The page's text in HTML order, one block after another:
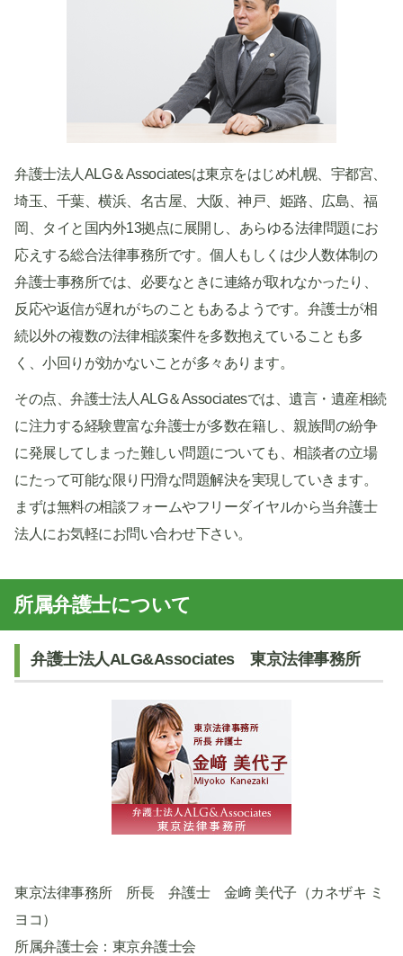
弁護士法人ALG＆Associatesは東京をはじめ札幌、宇都宮、
埼玉、千葉、横浜、名古屋、大阪、神戸、姫路、広島、福
岡、タイと国内外13拠点に展開し、あらゆる法律問題にお
応えする総合法律事務所です。個人もしくは少人数体制の
弁護士事務所では、必要なときに連絡が取れなかったり、
反応や返信が遅れがちのこともあるようです。弁護士が相
続以外の複数の法律相談案件を多数抱えていることも多
く、小回りが効かないことが多々あります。
その点、弁護士法人ALG＆Associatesでは、遺言・遺産相続
に注力する経験豊富な弁護士が多数在籍し、親族間の紛争
に発展してしまった難しい問題についても、相談者の立場
にたって可能な限り円滑な問題解決を実現していきます。
まずは無料の相談フォームやフリーダイヤルから当弁護士
法人にお気軽にお問い合わせ下さい。
所属弁護士について
弁護士法人ALG&Associates 東京法律事務所
東京法律事務所 所長 弁護士 金﨑 美代子（カネザキ ミ
ヨコ）
所属弁護士会：東京弁護士会